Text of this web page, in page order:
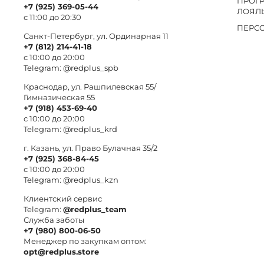
+7 (925) 369-05-44
с 11:00 до 20:30
Санкт-Петербург, ул. Ординарная 11
+7 (812) 214-41-18
с 10:00 до 20:00
Telegram: @redplus_spb
Краснодар, ул. Рашпилевская 55/
Гимназическая 55
+7 (918) 453-69-40
с 10:00 до 20:00
Telegram: @redplus_krd
г. Казань, ул. Право Булачная 35/2
+7 (925) 368-84-45
с 10:00 до 20:00
Telegram: @redplus_kzn
Клиентский сервис
Telegram: @redplus_team
Служба заботы
+7 (980) 800-06-50
Менеджер по закупкам оптом:
opt@redplus.store